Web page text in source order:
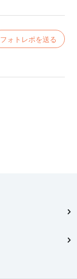
フォトレポを送る